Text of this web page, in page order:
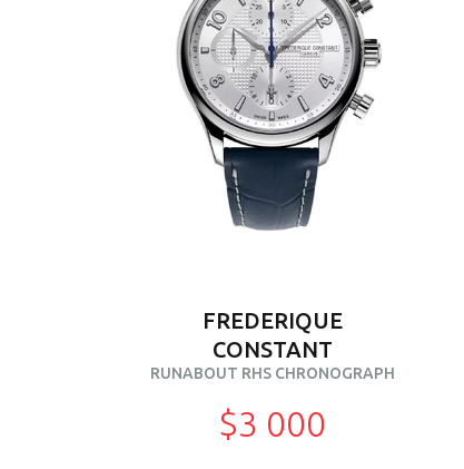
FREDERIQUE
CONSTANT
RUNABOUT RHS CHRONOGRAPH
$3 000